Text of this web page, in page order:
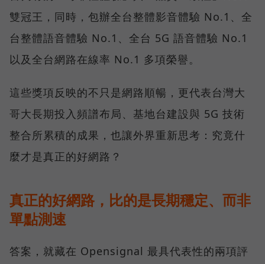
雙冠王，同時，包辦全台整體影音體驗 No.1、全
台整體語音體驗 No.1、全台 5G 語音體驗 No.1
以及全台網路在線率 No.1 多項榮譽。
這些獎項反映的不只是網路順暢，更代表台灣大
哥大長期投入頻譜布局、基地台建設與 5G 技術
整合所累積的成果，也讓外界重新思考：究竟什
麼才是真正的好網路？
真正的好網路，比的是長期穩定、而非
單點測速
答案，就藏在 Opensignal 最具代表性的兩項評